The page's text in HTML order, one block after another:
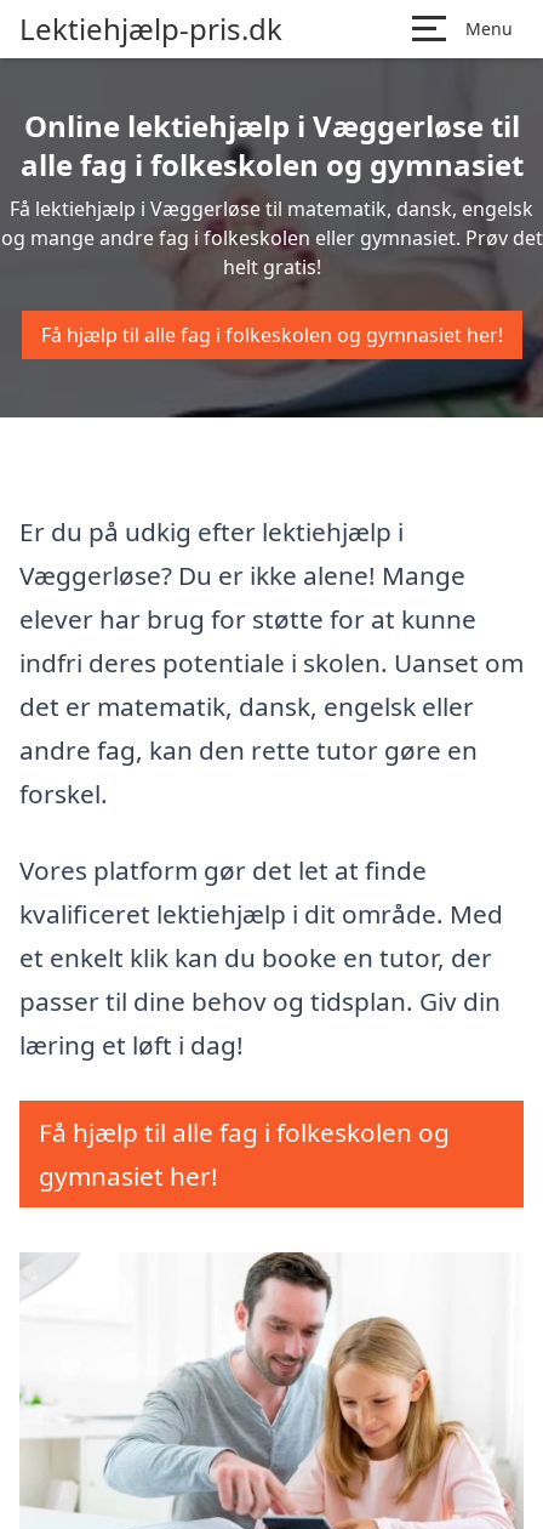
Lektiehjælp-pris.dk Menu
Online lektiehjælp i Væggerløse til
alle fag i folkeskolen og gymnasiet
Få lektiehjælp i Væggerløse til matematik, dansk, engelsk
og mange andre fag i folkeskolen eller gymnasiet. Prøv det
helt gratis!
Få hjælp til alle fag i folkeskolen og gymnasiet her!
Er du på udkig efter lektiehjælp i
Væggerløse? Du er ikke alene! Mange
elever har brug for støtte for at kunne
indfri deres potentiale i skolen. Uanset om
det er matematik, dansk, engelsk eller
andre fag, kan den rette tutor gøre en
forskel.
Vores platform gør det let at finde
kvalificeret lektiehjælp i dit område. Med
et enkelt klik kan du booke en tutor, der
passer til dine behov og tidsplan. Giv din
læring et løft i dag!
Få hjælp til alle fag i folkeskolen og
gymnasiet her!